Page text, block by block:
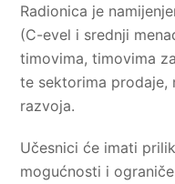
Radionica je
(C-evel i srednji
timovima, timovima
te sektorima prodaje,
razvoja.
Učesnici će imati
mogućnosti i